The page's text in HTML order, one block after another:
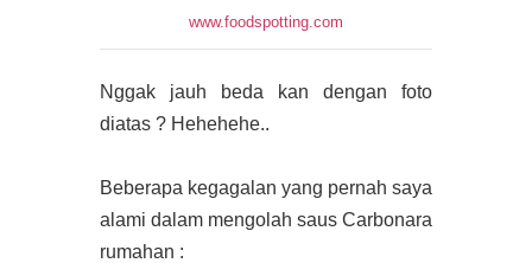
www.foodspotting.com
Nggak jauh beda kan dengan foto
diatas ? Hehehehe..
Beberapa kegagalan yang pernah saya
alami dalam mengolah saus Carbonara
rumahan :